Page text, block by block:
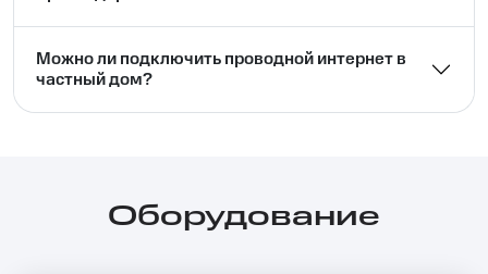
Можно ли подключить проводной интернет в
частный дом?⁣⁣
Оборудование